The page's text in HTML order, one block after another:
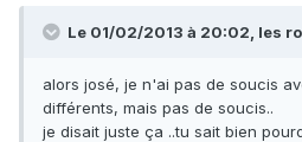
Le 01/02/2013 à 20:02, les
alors josé, je n'ai pas de soucis
différents, mais pas de soucis..
je disait juste ça ..tu sait bien